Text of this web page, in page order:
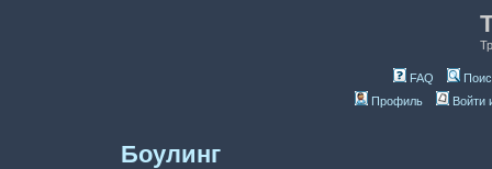
FAQ
Профиль
Войти
Боулинг